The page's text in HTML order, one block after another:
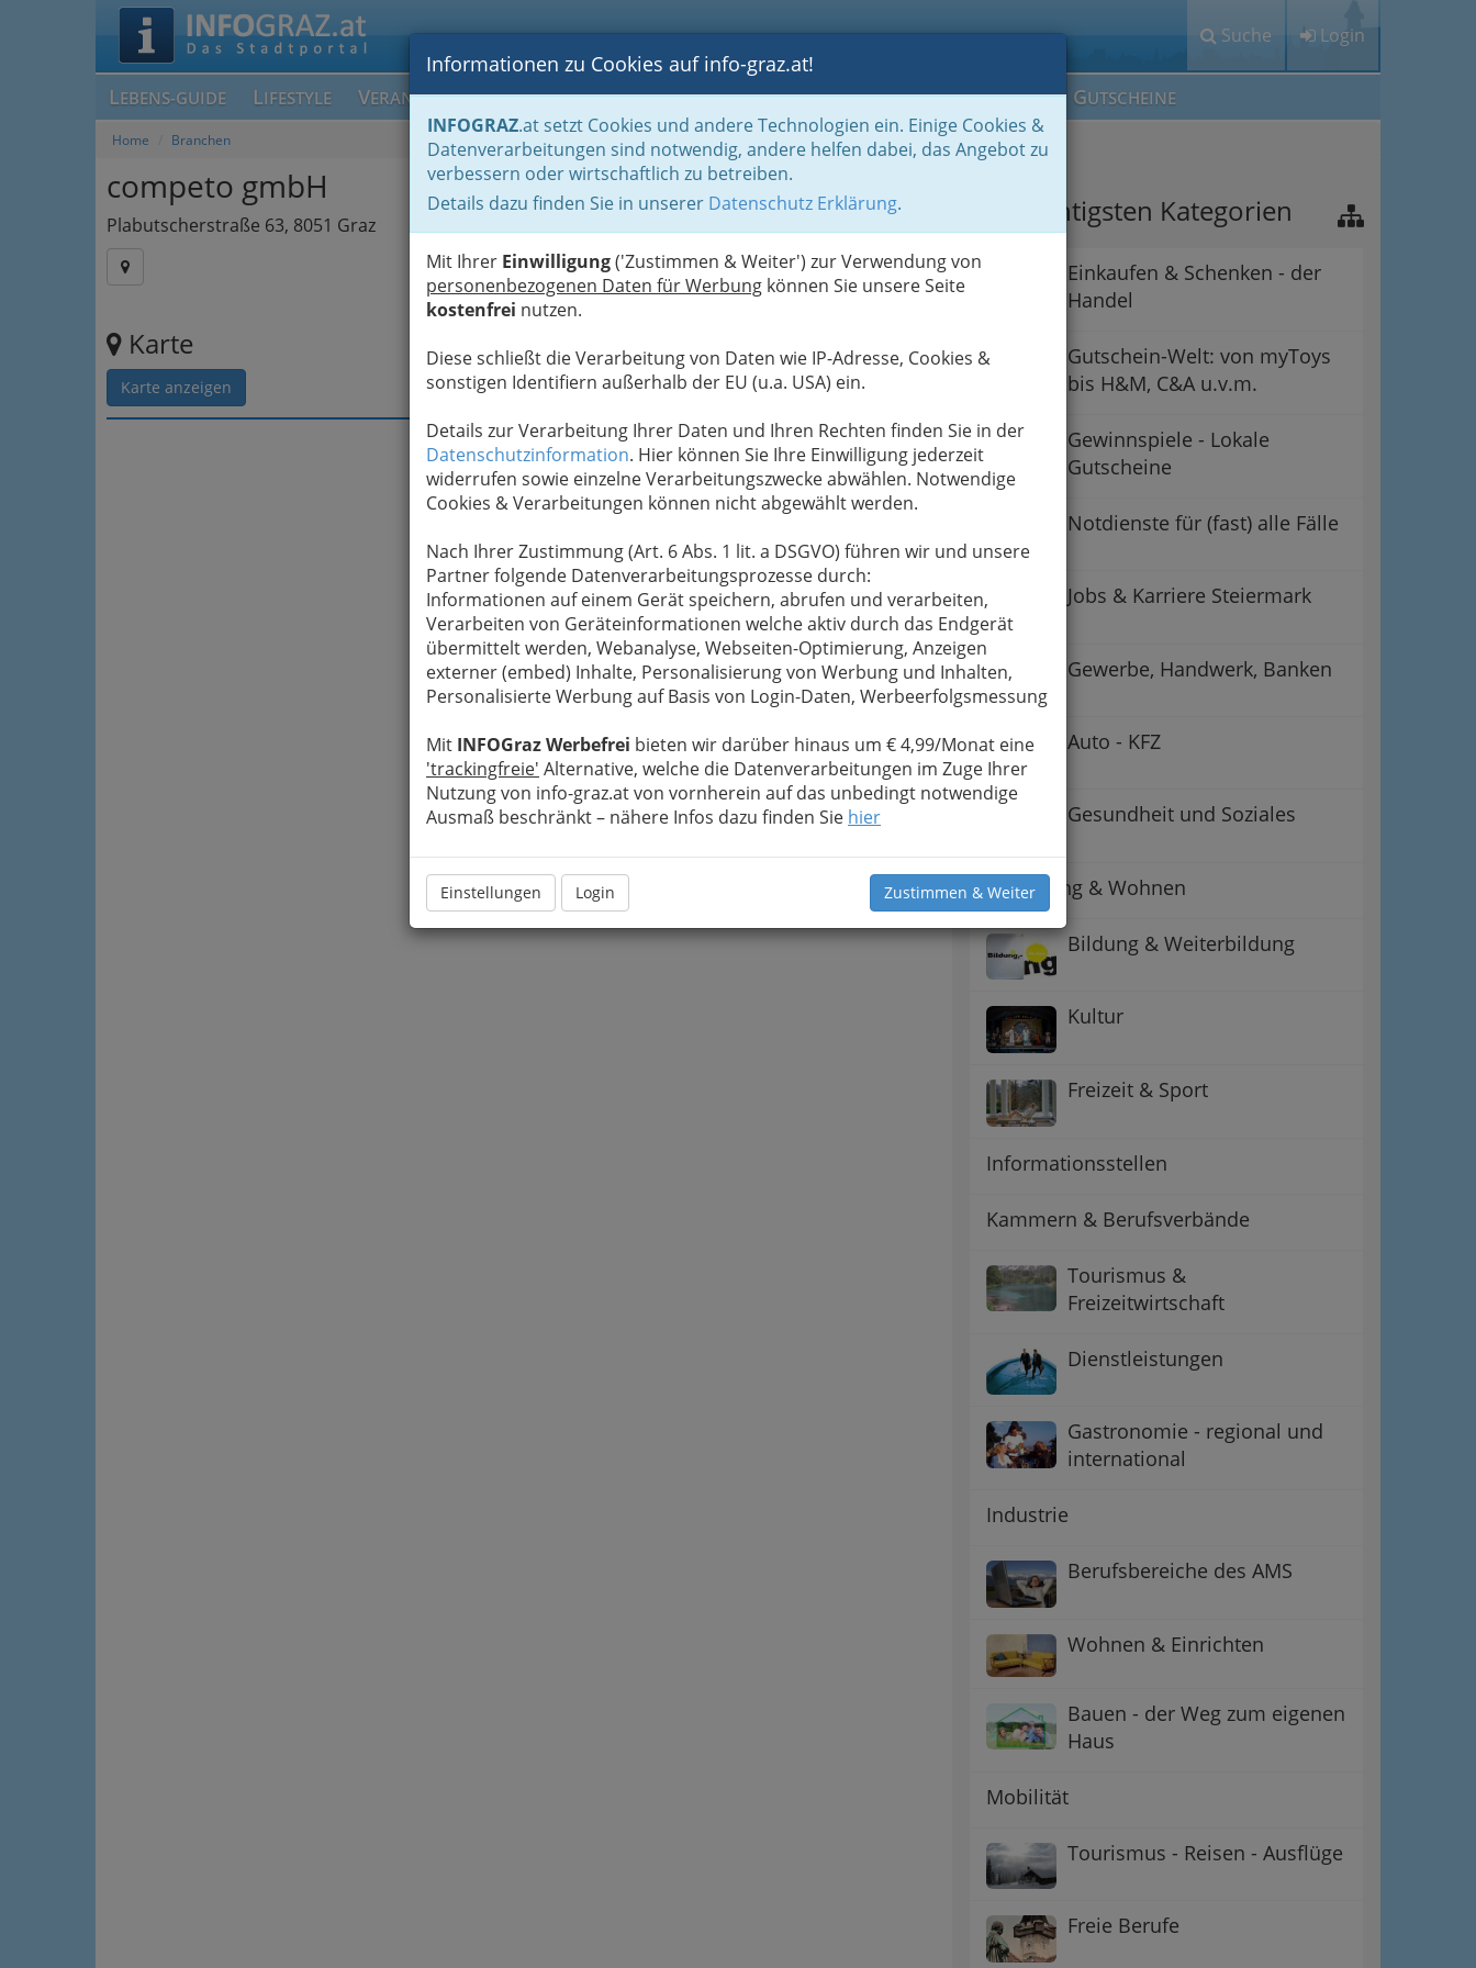
Suche Login
LEBENS-GUIDE LIFESTYLE VERANSTALTUNGEN BLOGS FOTOS GASTRONOMIE BRANCHEN MEIN IG GUTSCHEINE
Informationen zu Cookies auf info-graz.at!
INFOGRAZ.at setzt Cookies und andere Technologien ein. Einige Cookies &
Datenverarbeitungen sind notwendig, andere helfen dabei, das Angebot zu
verbessern oder wirtschaftlich zu betreiben.
Details dazu finden Sie in unserer Datenschutz Erklärung.
Mit Ihrer Einwilligung('Zustimmen & Weiter') zur Verwendung von
personenbezogenen Daten für Werbung können Sie unsere Seite
kostenfrei nutzen.
Diese schließt die Verarbeitung von Daten wie IP-Adresse, Cookies &
sonstigen Identifiern außerhalb der EU (u.a. USA) ein.
Details zur Verarbeitung Ihrer Daten und Ihren Rechten finden Sie in der
Datenschutzinformation. Hier können Sie Ihre Einwilligung jederzeit
widerrufen sowie einzelne Verarbeitungszwecke abwählen. Notwendige
Cookies & Verarbeitungen können nicht abgewählt werden.
Nach Ihrer Zustimmung (Art. 6 Abs. 1 lit. a DSGVO) führen wir und unsere
Partner folgende Datenverarbeitungsprozesse durch:
Informationen auf einem Gerät speichern, abrufen und verarbeiten,
Verarbeiten von Geräteinformationen welche aktiv durch das Endgerät
übermittelt werden, Webanalyse, Webseiten-Optimierung, Anzeigen
externer (embed) Inhalte, Personalisierung von Werbung und Inhalten,
Personalisierte Werbung auf Basis von Login-Daten, Werbeerfolgsmessung
Mit INFOGraz Werbefrei bieten wir darüber hinaus um € 4,99/Monat eine
'trackingfreie' Alternative, welche die Datenverarbeitungen im Zuge Ihrer
Nutzung von info-graz.at von vornherein auf das unbedingt notwendige
Ausmaß beschränkt – nähere Infos dazu finden Sie hier
Einstellungen Login Zustimmen & Weiter
Home Branchen
competo gmbH
Plabutscherstraße 63, 8051 Graz
Karte
Karte anzeigen
Die wichtigsten Kategorien
Einkaufen & Schenken - der
Handel
Gutschein-Welt: von myToys
bis H&M, C&A u.v.m.
Gewinnspiele - Lokale
Gutscheine
Notdienste für (fast) alle Fälle
Jobs & Karriere Steiermark
Gewerbe, Handwerk, Banken
Auto - KFZ
Gesundheit und Soziales
Betreuung & Wohnen
Bildung & Weiterbildung
Kultur
Freizeit & Sport
Informationsstellen
Kammern & Berufsverbände
Tourismus &
Freizeitwirtschaft
Dienstleistungen
Gastronomie - regional und
international
Industrie
Berufsbereiche des AMS
Wohnen & Einrichten
Bauen - der Weg zum eigenen
Haus
Mobilität
Tourismus - Reisen - Ausflüge
Freie Berufe